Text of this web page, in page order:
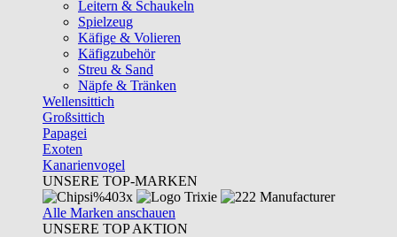
Leitern & Schaukeln
Spielzeug
Käfige & Volieren
Käfigzubehör
Streu & Sand
Näpfe & Tränken
Wellensittich
Großsittich
Papagei
Exoten
Kanarienvogel
UNSERE TOP-MARKEN
Alle Marken anschauen
UNSERE TOP AKTION